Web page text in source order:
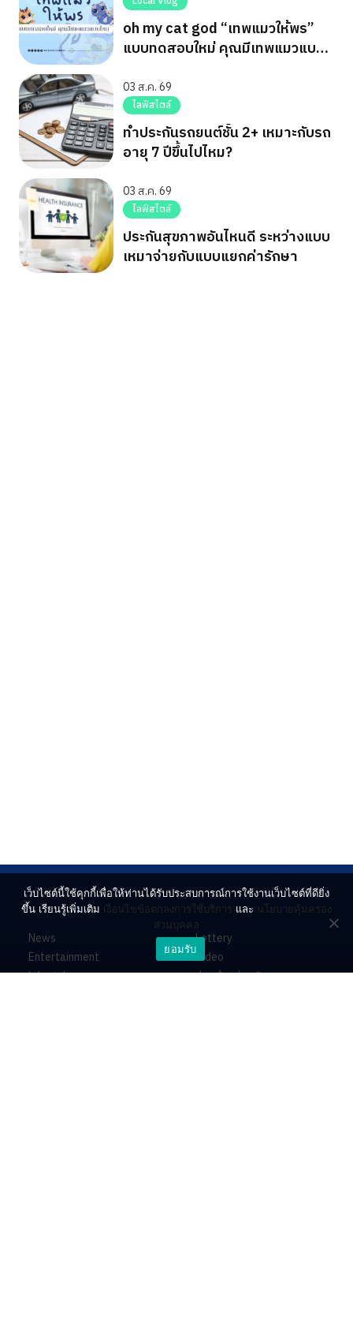
oh my cat god “เทพแมวให้พร”
แบบทดสอบใหม่ คุณมีเทพแมวแบบ
03 ส.ค. 69
ไลฟ์สไตล์
ทำประกันรถยนต์ชั้น 2+ เหมาะกับรถ
อายุ 7 ปีขึ้นไปไหม?
03 ส.ค. 69
ไลฟ์สไตล์
ประกันสุขภาพอันไหนดี ระหว่างแบบ
เหมาจ่ายกับแบบแยกค่ารักษา
News
Entertainment
Lifestyle
Lottery
Video
ร่วมด้วยช่วยกัน
เว็บไซต์นี้ใช้คุกกี้เพื่อให้ท่านได้รับประสบการณ์การใช้งานเว็บไซต์ที่ดียิ่ง
ขึ้น เรียนรู้เพิ่มเติม เงื่อนไขข้อตกลงการใช้บริการ และ นโยบายคุ้มครอง
ส่วนบุคคล
ยอมรับ